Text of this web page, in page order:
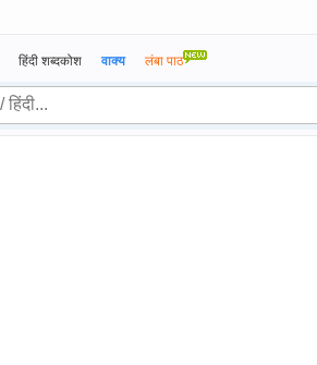
हिंदी शब्दकोश वाक्य लंबा पाठ